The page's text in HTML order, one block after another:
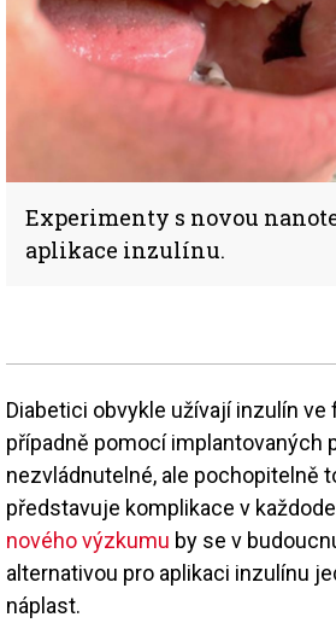
Experimenty s novou
aplikace inzulínu.
Diabetici obvykle užívají inzulín
případně pomocí implantovaných
nezvládnutelné, ale pochopitelně
představuje komplikace v
nového výzkumu by se v
alternativou pro aplikaci inzulínu
náplast.